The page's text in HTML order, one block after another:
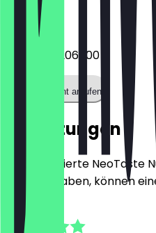
Telefon
+4930233206600
Restaurant anrufen
Bewertungen
Nur registrierte NeoTaste
besucht haben, können